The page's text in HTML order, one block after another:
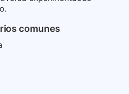
comunes